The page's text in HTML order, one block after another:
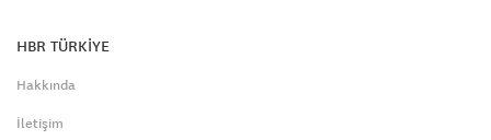
HBR TÜRKİYE
Hakkında
İletişim